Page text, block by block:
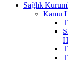
Sağlık
Kamu